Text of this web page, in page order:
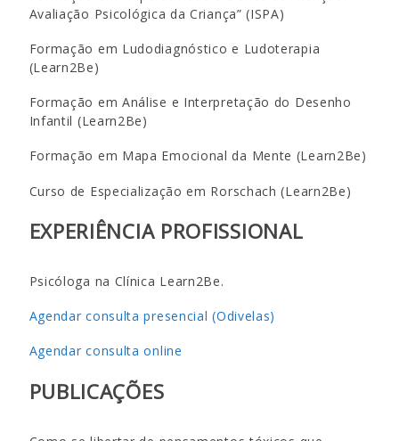
Avaliação Psicológica da Criança” (ISPA)
Formação em Ludodiagnóstico e Ludoterapia
(Learn2Be)
Formação em Análise e Interpretação do Desenho
Infantil (Learn2Be)
Formação em Mapa Emocional da Mente (Learn2Be)
Curso de Especialização em Rorschach (Learn2Be)
EXPERIÊNCIA PROFISSIONAL
Psicóloga na Clínica Learn2Be.
Agendar consulta presencial (Odivelas)
Agendar consulta online
PUBLICAÇÕES